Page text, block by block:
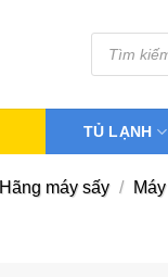
Tìm
kiếm
sản
TỦ LẠNH
Hãng máy sấy /